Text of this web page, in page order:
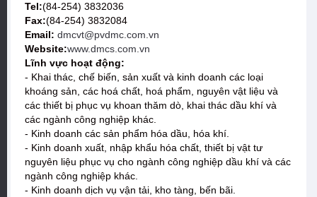
Tel:(84-254) 3832036
Fax:(84-254) 3832084
Email: dmcvt@pvdmc.com.vn
Website:www.dmcs.com.vn
Lĩnh vực hoạt động:
- Khai thác, chế biến, sản xuất và kinh doanh các loại
khoáng sản, các hoá chất, hoá phẩm, nguyên vật liệu và
các thiết bị phục vụ khoan thăm dò, khai thác dầu khí và
các ngành công nghiệp khác.
- Kinh doanh các sản phẩm hóa dầu, hóa khí.
- Kinh doanh xuất, nhập khẩu hóa chất, thiết bị vật tư
nguyên liệu phục vụ cho ngành công nghiệp dầu khí và các
ngành công nghiệp khác.
- Kinh doanh dịch vụ vận tải, kho tàng, bến bãi.